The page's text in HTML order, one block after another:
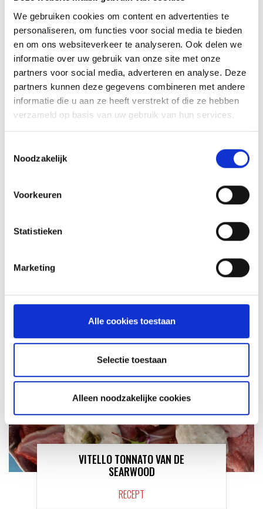
We gebruiken cookies om content en advertenties te
personaliseren, om functies voor social media te bieden
en om ons websiteverkeer te analyseren. Ook delen we
informatie over uw gebruik van onze site met onze
partners voor social media, adverteren en analyse. Deze
partners kunnen deze gegevens combineren met andere
informatie die u aan ze heeft verstrekt of die ze hebben
verzameld op basis van uw gebruik van hun services.
Noodzakelijk
Voorkeuren
Statistieken
Marketing
Alle cookies toestaan
Selectie toestaan
Alleen noodzakelijke cookies
RECEPTEN EN TIPS
VAN ONZE GRILL MASTERS
MEER INFORMATIE
VITELLO TONNATO VAN DE
SEARWOOD
RECEPT